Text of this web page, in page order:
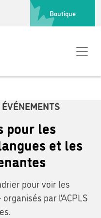
Boutique
pour les
et les
pour voir les
par l’ACPLS